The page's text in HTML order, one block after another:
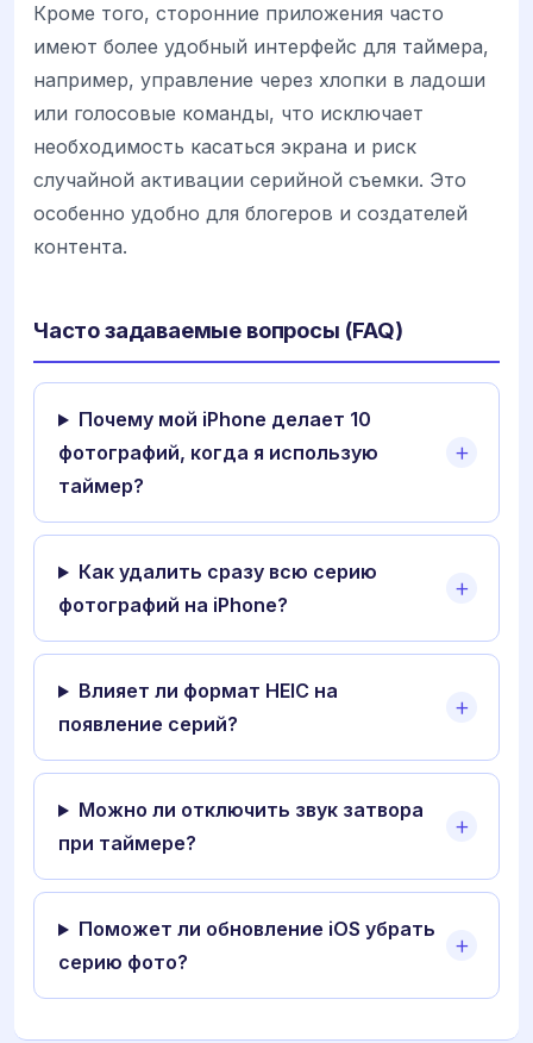
Кроме того, сторонние приложения часто
имеют более удобный интерфейс для таймера,
например, управление через хлопки в ладоши
или голосовые команды, что исключает
необходимость касаться экрана и риск
случайной активации серийной съемки. Это
особенно удобно для блогеров и создателей
контента.
Часто задаваемые вопросы (FAQ)
Почему мой iPhone делает 10
фотографий, когда я использую
таймер?
Как удалить сразу всю серию
фотографий на iPhone?
Влияет ли формат HEIC на
появление серий?
Можно ли отключить звук затвора
при таймере?
Поможет ли обновление iOS убрать
серию фото?